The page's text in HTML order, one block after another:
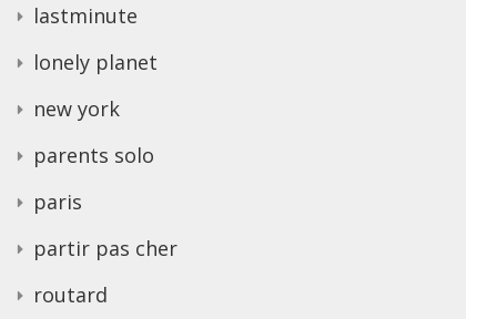
lastminute
lonely planet
new york
parents solo
paris
partir pas cher
routard